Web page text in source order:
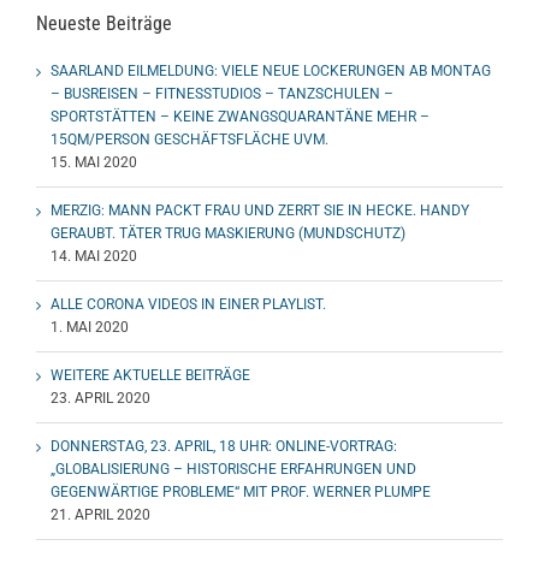
Neueste Beiträge
SAARLAND EILMELDUNG: VIELE NEUE LOCKERUNGEN AB MONTAG
– BUSREISEN – FITNESSTUDIOS – TANZSCHULEN –
SPORTSTÄTTEN – KEINE ZWANGSQUARANTÄNE MEHR –
15QM/PERSON GESCHÄFTSFLÄCHE UVM.
15. MAI 2020
MERZIG: MANN PACKT FRAU UND ZERRT SIE IN HECKE. HANDY
GERAUBT. TÄTER TRUG MASKIERUNG (MUNDSCHUTZ)
14. MAI 2020
ALLE CORONA VIDEOS IN EINER PLAYLIST.
1. MAI 2020
WEITERE AKTUELLE BEITRÄGE
23. APRIL 2020
DONNERSTAG, 23. APRIL, 18 UHR: ONLINE-VORTRAG:
„GLOBALISIERUNG – HISTORISCHE ERFAHRUNGEN UND
GEGENWÄRTIGE PROBLEME“ MIT PROF. WERNER PLUMPE
21. APRIL 2020